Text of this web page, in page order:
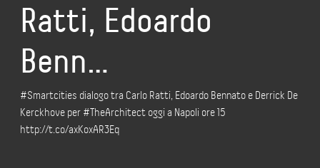
Ratti, Edoardo
Benn…
#Smartcities dialogo tra Carlo Ratti, Edoardo Bennato e Derrick De
Kerckhove per #TheArchitect oggi a Napoli ore 15
http://t.co/axKoxAR3Eq